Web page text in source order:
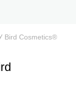
Bird Cosmetics®